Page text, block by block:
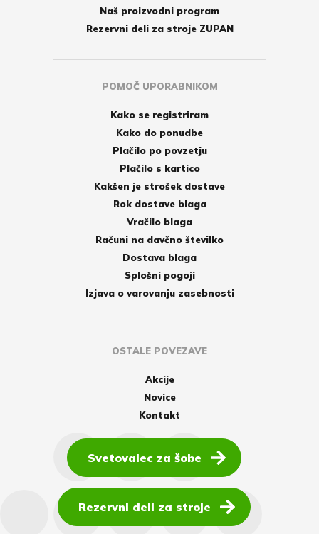
Naš proizvodni program
Rezervni deli za stroje ZUPAN
POMOČ UPORABNIKOM
Kako se registriram
Kako do ponudbe
Plačilo po povzetju
Plačilo s kartico
Kakšen je strošek dostave
Rok dostave blaga
Vračilo blaga
Računi na davčno številko
Dostava blaga
Splošni pogoji
Izjava o varovanju zasebnosti
OSTALE POVEZAVE
Akcije
Novice
Kontakt
Svetovalec za šobe
Rezervni deli za stroje